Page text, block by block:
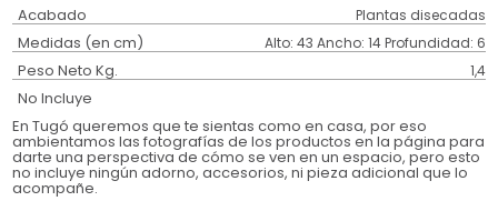
Acabado Plantas disecadas
Medidas (en cm) Alto: 43 Ancho: 14 Profundidad: 6
Peso Neto Kg. 1,4
No Incluye
En Tugó queremos que te sientas como en casa, por eso
ambientamos las fotografías de los productos en la página para
darte una perspectiva de cómo se ven en un espacio, pero esto
no incluye ningún adorno, accesorios, ni pieza adicional que lo
acompañe.